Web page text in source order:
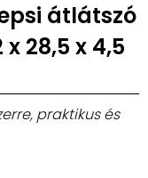
átlátszó
28,5 x 4,5
praktikus és